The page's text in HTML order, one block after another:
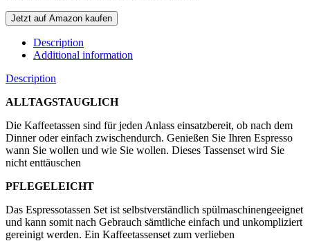
Jetzt auf Amazon kaufen
Description
Additional information
Description
ALLTAGSTAUGLICH
Die Kaffeetassen sind für jeden Anlass einsatzbereit, ob nach dem
Dinner oder einfach zwischendurch. Genießen Sie Ihren Espresso
wann Sie wollen und wie Sie wollen. Dieses Tassenset wird Sie
nicht enttäuschen
PFLEGELEICHT
Das Espressotassen Set ist selbstverständlich spülmaschinengeeignet
und kann somit nach Gebrauch sämtliche einfach und unkompliziert
gereinigt werden. Ein Kaffeetassenset zum verlieben